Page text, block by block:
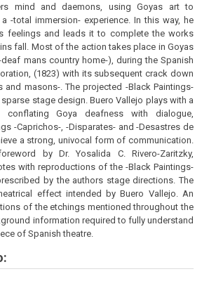
mind and daemons, using Goyas art to
-total immersion- experience. In this way, he
feelings and leads it to complete the works
fall. Most of the action takes place in Goyas
mans country home-), during the Spanish
(1823) with its subsequent crack down
and masons-. The projected -Black Paintings-
stage design. Buero Vallejo plays with a
conflating Goya deafness with dialogue,
-Caprichos-, -Disparates- and -Desastres de
a strong, univocal form of communication.
by Dr. Yosalida C. Rivero-Zaritzky,
with reproductions of the -Black Paintings-
by the authors stage directions. The
effect intended by Buero Vallejo. An
of the etchings mentioned throughout the
information required to fully understand
of Spanish theatre.